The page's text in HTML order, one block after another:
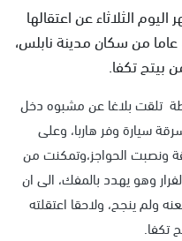
الثلاثاء عن اعتقالها
لشاب فلسطيني يبلغ من العمر 39 عاما من سكان مدينة نابلس،
بيتح تكفا.
تلقت بلاغا عن مشبوه دخل
سيارة وفر هاربا، وعلى
ونصبت الحواجز،وتمكنت من
وهو يهدد بالمفك، الى ان
ولم ينجح، ولاحقا اعتقلته
تكفا.